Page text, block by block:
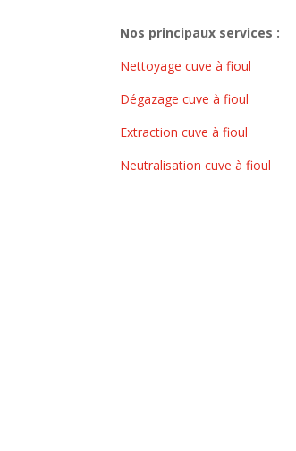
Nos principaux services :
Nettoyage cuve à fioul
Dégazage cuve à fioul
Extraction cuve à fioul
Neutralisation cuve à fioul